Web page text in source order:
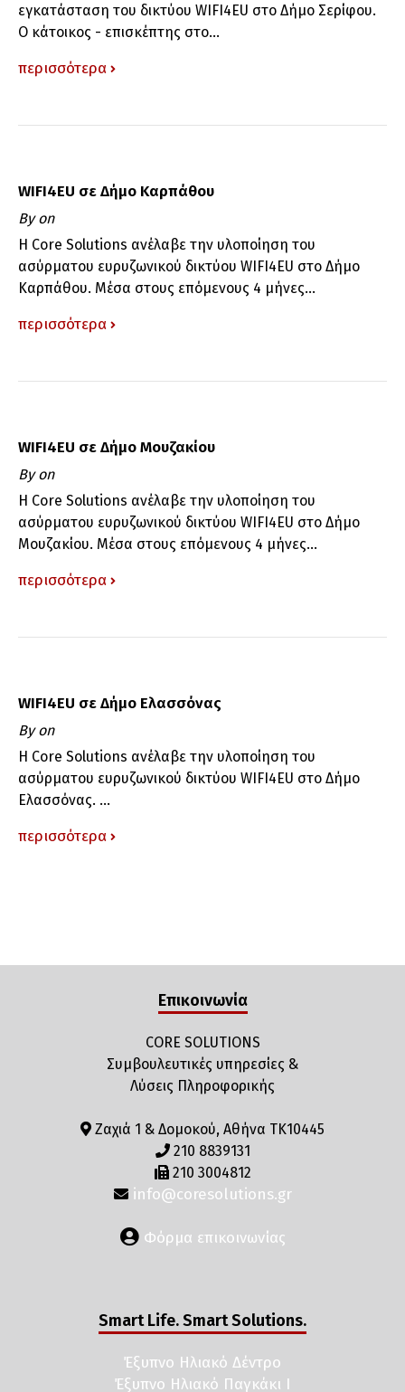
εγκατάσταση του δικτύου WIFI4EU στο Δήμο Σερίφου.
Ο κάτοικος - επισκέπτης στο...
περισσότερα
WIFI4EU σε Δήμο Καρπάθου
Byon
H Core Solutions ανέλαβε την υλοποίηση του
ασύρματου ευρυζωνικού δικτύου WΙFI4EU στο Δήμο
Καρπάθου. Μέσα στους επόμενους 4 μήνες...
περισσότερα
WIFI4EU σε Δήμο Μουζακίου
Byon
H Core Solutions ανέλαβε την υλοποίηση του
ασύρματου ευρυζωνικού δικτύου WΙFI4EU στο Δήμο
Μουζακίου. Μέσα στους επόμενους 4 μήνες...
περισσότερα
WIFI4EU σε Δήμο Ελασσόνας
Byon
H Core Solutions ανέλαβε την υλοποίηση του
ασύρματου ευρυζωνικού δικτύου WΙFI4EU στο Δήμο
Ελασσόνας. ...
περισσότερα
Επικοινωνία
CORE SOLUTIONS
Συμβουλευτικές υπηρεσίες &
Λύσεις Πληροφορικής
Ζαχιά 1 & Δομοκού, Αθήνα ΤΚ10445
210 8839131
210 3004812
info@coresolutions.gr
Φόρμα επικοινωνίας
Smart Life. Smart Solutions.
Έξυπνο Ηλιακό Δέντρο
Έξυπνο Ηλιακό Παγκάκι I